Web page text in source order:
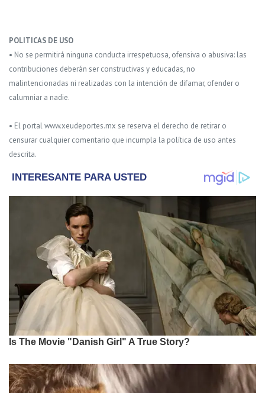
POLITICAS DE USO
• No se permitirá ninguna conducta irrespetuosa, ofensiva o abusiva: las
contribuciones deberán ser constructivas y educadas, no
malintencionadas ni realizadas con la intención de difamar, ofender o
calumniar a nadie.
• El portal www.xeudeportes.mx se reserva el derecho de retirar o
censurar cualquier comentario que incumpla la política de uso antes
descrita.